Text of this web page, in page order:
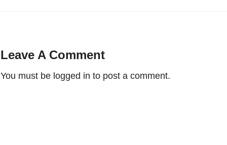
Leave A Comment
You must be logged in to post a comment.